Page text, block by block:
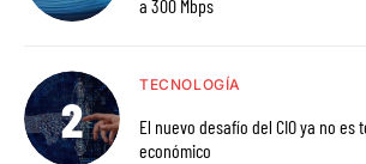
a 300 Mbps
TECNOLOGÍA
El nuevo desafío del CIO ya no es
económico